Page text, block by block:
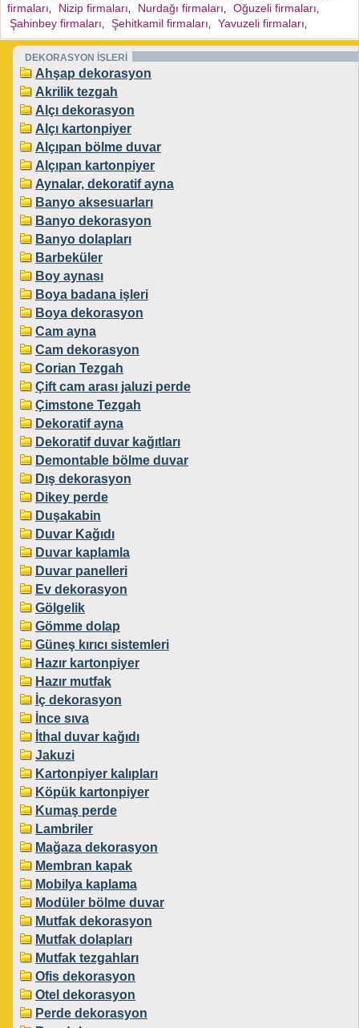
firmaları
Nizip firmaları Nurdağı firmaları Oğuzeli firmaları
Şahinbey firmaları Şehitkamil firmaları Yavuzeli firmaları
DEKORASYON İŞLERİ
Ahşap dekorasyon
Akrilik tezgah
Alçı dekorasyon
Alçı kartonpiyer
Alçıpan bölme duvar
Alçıpan kartonpiyer
Aynalar, dekoratif ayna
Banyo aksesuarları
Banyo dekorasyon
Banyo dolapları
Barbeküler
Boy aynası
Boya badana işleri
Boya dekorasyon
Cam ayna
Cam dekorasyon
Corian Tezgah
Çift cam arası jaluzi perde
Çimstone Tezgah
Dekoratif ayna
Dekoratif duvar kağıtları
Demontable bölme duvar
Dış dekorasyon
Dikey perde
Duşakabin
Duvar Kağıdı
Duvar kaplamla
Duvar panelleri
Ev dekorasyon
Gölgelik
Gömme dolap
Güneş kırıcı sistemleri
Hazır kartonpiyer
Hazır mutfak
İç dekorasyon
İnce sıva
İthal duvar kağıdı
Jakuzi
Kartonpiyer kalıpları
Köpük kartonpiyer
Kumaş perde
Lambriler
Mağaza dekorasyon
Membran kapak
Mobilya kaplama
Modüler bölme duvar
Mutfak dekorasyon
Mutfak dolapları
Mutfak tezgahları
Ofis dekorasyon
Otel dekorasyon
Perde dekorasyon